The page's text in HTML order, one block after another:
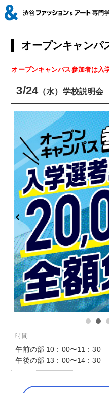
オープンキャンパ
オープンキャンパス参加者は入
3/24（水）学校説明会
時間
午前の部 10：00〜11：30
午後の部 13：00〜14：30